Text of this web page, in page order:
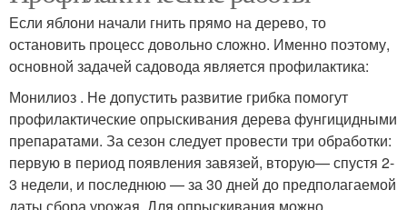
Если яблони начали гнить прямо на дерево, то
остановить процесс довольно сложно. Именно поэтому,
основной задачей садовода является профилактика:
Монилиоз . Не допустить развитие грибка помогут
профилактические опрыскивания дерева фунгицидными
препаратами. За сезон следует провести три обработки:
первую в период появления завязей, вторую— спустя 2-
3 недели, и последнюю — за 30 дней до предполагаемой